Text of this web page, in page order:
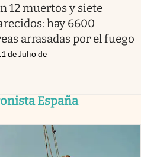
12 muertos y siete
hay 6600
arrasadas por el fuego
de Julio de
España